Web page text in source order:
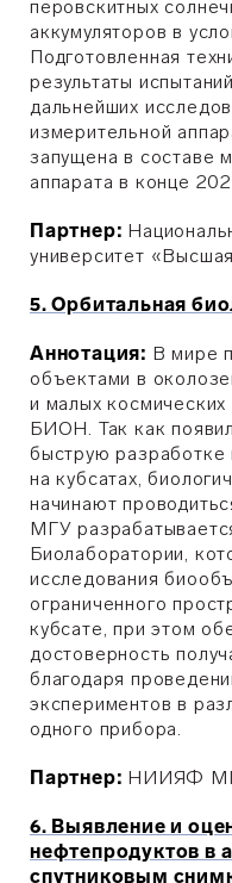
перовскитных
аккумуляторов в
Подготовленная
результаты
дальнейших
измерительной
запущена в составе
аппарата в конце
Партнер:
университет
5. Орбитальная
Аннотация: В мире
объектами в
и малых космических
БИОН. Так как
быструю разработке
на кубсатах,
начинают
МГУ
Биолаборатории,
исследования
ограниченного
кубсате, при этом
достоверность
благодаря
экспериментов в
одного прибора.
Партнер: НИИЯФ
6. Выявление и
нефтепродуктов в
спутниковым